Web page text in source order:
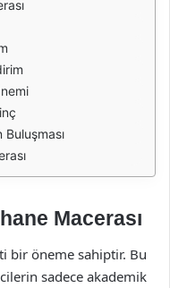
Macerası
bir öneme sahiptir. Bu
sadece akademik